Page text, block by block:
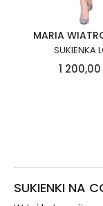
MARIA
SUKIENKA
1 200,00
SUKIENKI NA